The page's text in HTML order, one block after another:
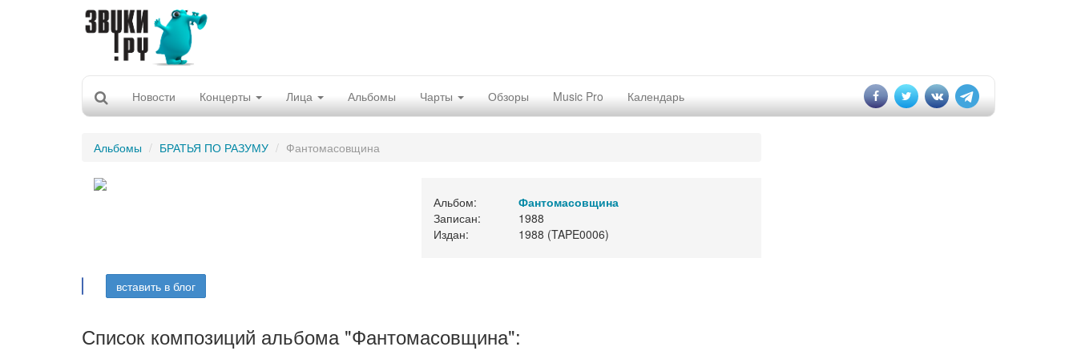
Новости Концерты Лица Альбомы Чарты Обзоры Music Pro Календарь
Альбомы БРАТЬЯ ПО РАЗУМУ Фантомасовщина
Альбом:
Фантомасовщина
Записан:
1988
Издан:
1988 (TAPE0006)
вставить в блог
Список композиций альбома "Фантомасовщина":